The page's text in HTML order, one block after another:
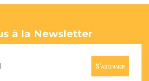
à la Newsletter
S'abonner